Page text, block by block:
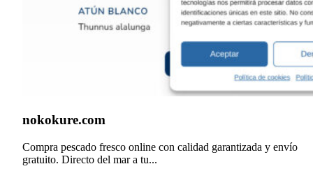
nokokure.com
Compra pescado fresco online con calidad garantizada y envío
gratuito. Directo del mar a tu...